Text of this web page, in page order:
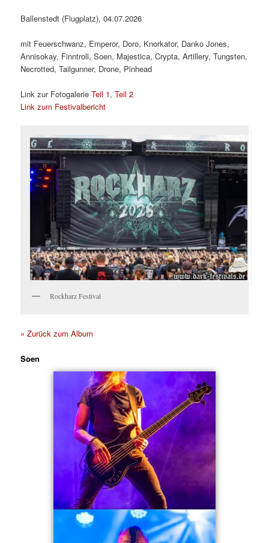
Ballenstedt (Flugplatz), 04.07.2026
mit Feuerschwanz, Emperor, Doro, Knorkator, Danko Jones,
Annisokay, Finntroll, Soen, Majestica, Crypta, Artillery, Tungsten,
Necrotted, Tailgunner, Drone, Pinhead
Link zur FotogalerieTeil 1,Teil 2
Link zum Festivalbericht
Rockharz Festival
« Zurück zum Album
Soen